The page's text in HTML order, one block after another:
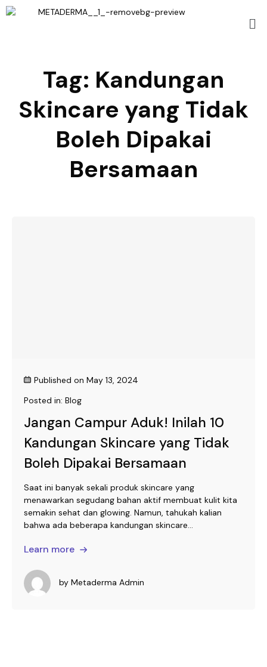
Tag: Kandungan
Skincare yang Tidak
Boleh Dipakai
Bersamaan
Published on May 13, 2024
Posted in: Blog
Jangan Campur Aduk! Inilah 10
Kandungan Skincare yang Tidak
Boleh Dipakai Bersamaan
Saat ini banyak sekali produk skincare yang
menawarkan segudang bahan aktif membuat kulit kita
semakin sehat dan glowing. Namun, tahukah kalian
bahwa ada beberapa kandungan skincare...
Learn more
by Metaderma Admin